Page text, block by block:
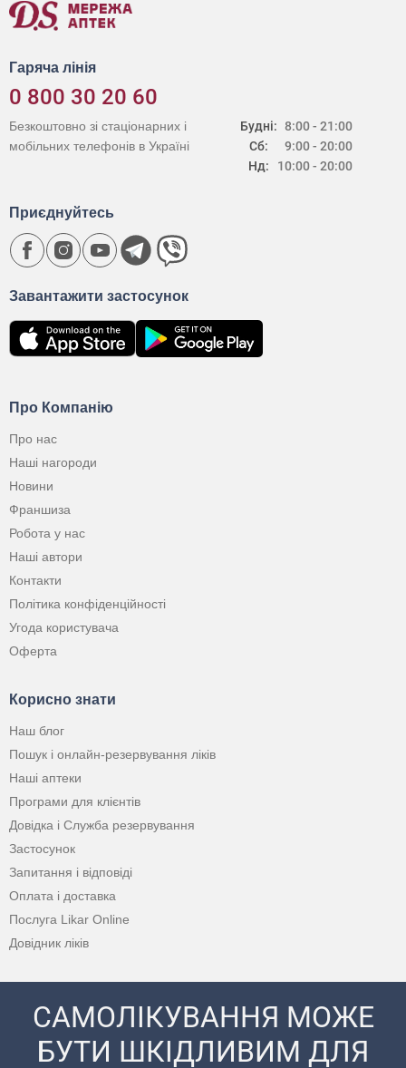
Гаряча лінія
0 800 30 20 60
Будні:
Сб:
Нд:
8:00 - 21:00
9:00 - 20:00
10:00 - 20:00
Безкоштовно зі стаціонарних і
мобільних телефонів в Україні
Про Компанію
Про нас
Наші нагороди
Новини
Франшиза
Робота у нас
Наші автори
Контакти
Політика конфіденційності
Угода користувача
Оферта
Корисно знати
Наш блог
Пошук і онлайн-резервування ліків
Наші аптеки
Програми для клієнтів
Довідка і Служба резервування
Застосунок
Запитання і відповіді
Оплата і доставка
Послуга Likar Online
Довідник ліків
Завантажити застосунок
Приєднуйтесь
САМОЛІКУВАННЯ МОЖЕ
БУТИ ШКІДЛИВИМ ДЛЯ